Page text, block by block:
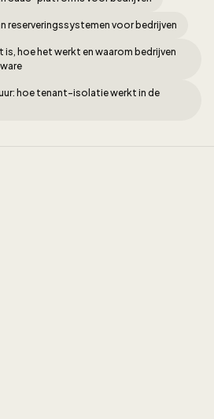
reserveringssystemen voor bedrijven
is, hoe het werkt en waarom bedrijven
hoe tenant-isolatie werkt in de